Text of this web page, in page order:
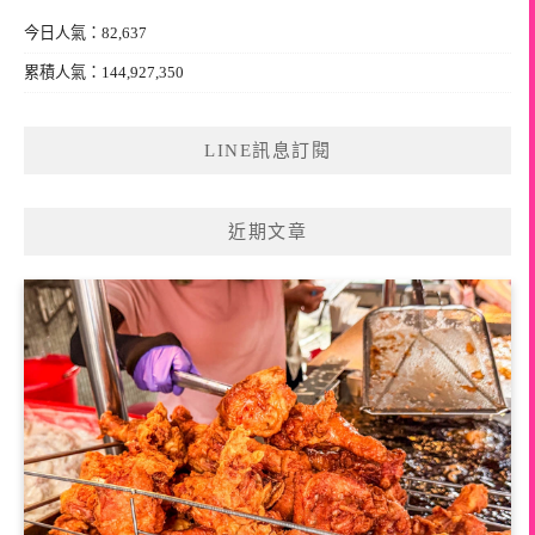
今日人氣：82,637
累積人氣：144,927,350
LINE訊息訂閱
近期文章